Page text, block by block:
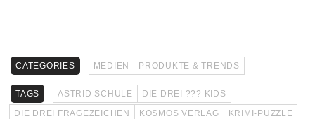
CATEGORIES MEDIEN PRODUKTE & TRENDS
TAGS ASTRID SCHULE
DIE DREI ??? KIDS
DIE DREI FRAGEZEICHEN
KOSMOS VERLAG
KRIMI-PUZZLE